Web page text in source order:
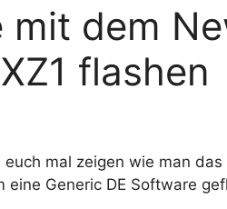
mit dem
flashen
mal zeigen wie man das
Generic DE Software